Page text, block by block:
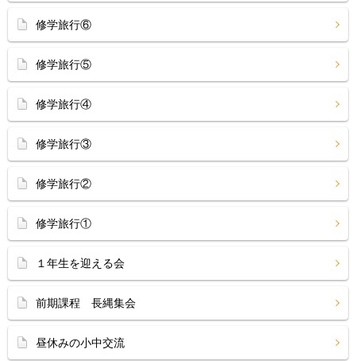
修学旅行⑥
修学旅行⑤
修学旅行④
修学旅行③
修学旅行②
修学旅行①
１年生を迎える会
前期課程 長縄集会
昼休みの小中交流